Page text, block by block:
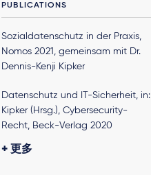
PUBLICATIONS
Sozialdatenschutz in der Praxis,
Nomos 2021, gemeinsam mit Dr.
Dennis-Kenji Kipker
Datenschutz und IT-Sicherheit, in:
Kipker (Hrsg.), Cybersecurity-
Recht, Beck-Verlag 2020
Internationaler Rahmen, in: Kipker
更多